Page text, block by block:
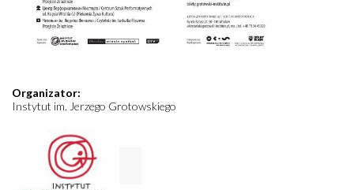
Organizator:
Instytut im. Jerzego Grotowskiego